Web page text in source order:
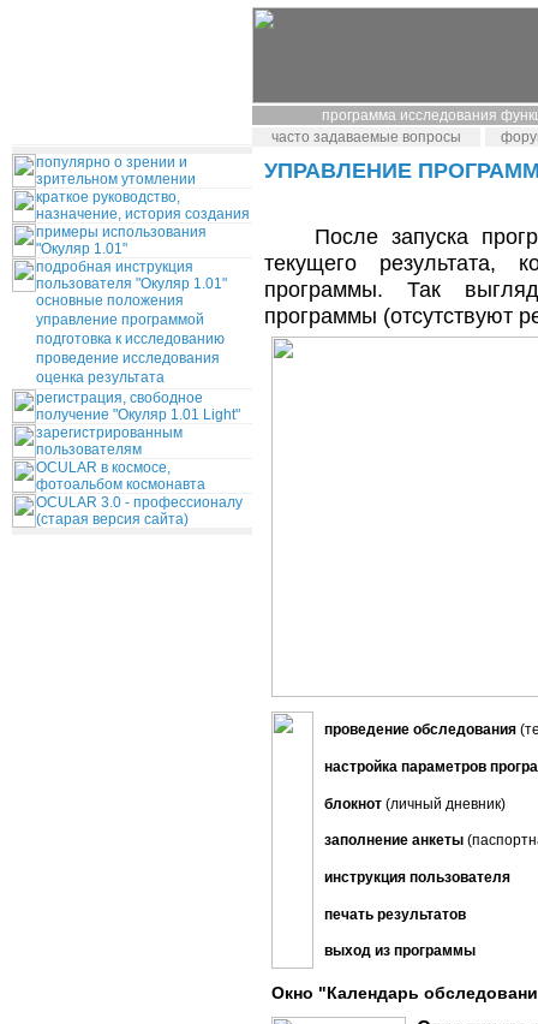
программа исследования
часто задаваемые вопросы
популярно о зрении и
зрительном утомлении
краткое руководство,
назначение, история создания
примеры использования
"Окуляр 1.01"
подробная инструкция
пользователя "Окуляр 1.01"
основные положения
управление программой
подготовка к исследованию
проведение исследования
оценка результата
регистрация, свободное
получение "Окуляр 1.01 Light"
зарегистрированным
пользователям
OCULAR в космосе,
фотоальбом космонавта
OCULAR 3.0 - профессионалу
(старая версия сайта)
УПРАВЛЕНИЕ
После запуска
текущего результата,
программы. Так
программы (отсутствуют
проведение обследования
настройка параметров
блокнот (личный дневник)
заполнение анкеты
инструкция пользователя
печать результатов
выход из программы
Окно "Календарь